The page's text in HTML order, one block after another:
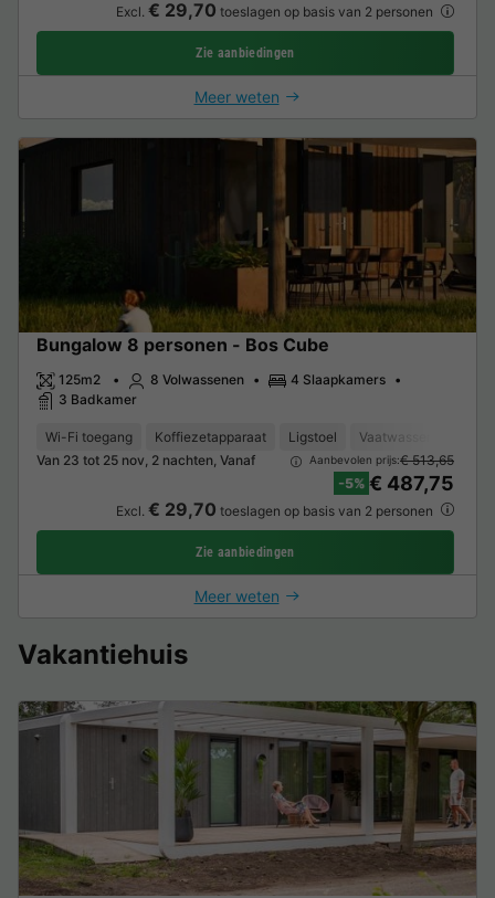
Excl. € 29,70 toeslagen op basis van 2 personen
Zie aanbiedingen
Meer weten
Bungalow 8 personen - Bos Cube
125m2 8 Volwassenen
4 Slaapkamers
3 Badkamer
Wi-Fi toegang Koffiezetapparaat Ligstoel Vaatwasser
Van 23 tot 25 nov, 2 nachten, Vanaf
Aanbevolen prijs:€ 513,65
-5% € 487,75
Excl. € 29,70 toeslagen op basis van 2 personen
Zie aanbiedingen
Meer weten
Vakantiehuis